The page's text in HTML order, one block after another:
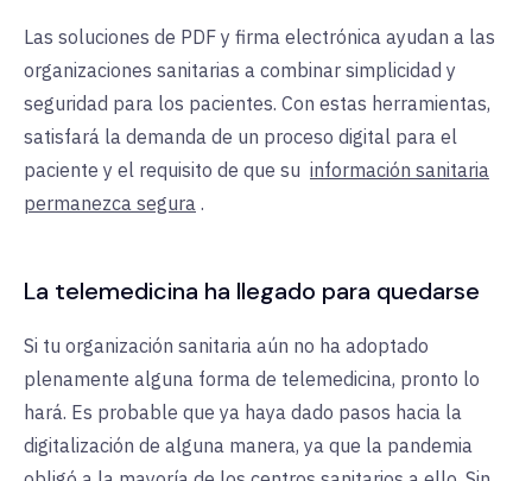
Las soluciones de PDF y firma electrónica ayudan a las
organizaciones sanitarias a combinar simplicidad y
seguridad para los pacientes. Con estas herramientas,
satisfará la demanda de un proceso digital para el
paciente y el requisito de que su información sanitaria
permanezca segura .
La telemedicina ha llegado para quedarse
Si tu organización sanitaria aún no ha adoptado
plenamente alguna forma de telemedicina, pronto lo
hará. Es probable que ya haya dado pasos hacia la
digitalización de alguna manera, ya que la pandemia